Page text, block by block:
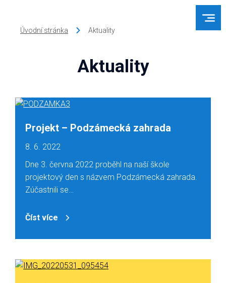
Úvodní stránka Aktuality
Aktuality
Projekt – Podzámecká zahrada
8. 6. 2022
Dne 3. června 2022 proběhl na naší škole
projektový den s názvem Podzámecká zahrada.
Zúčastnili se…
Číst více